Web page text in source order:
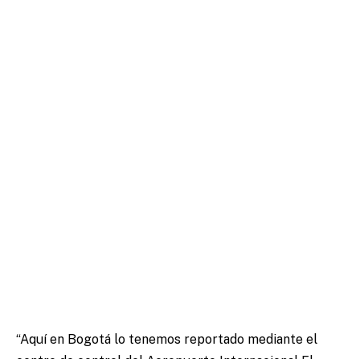
“Aquí en Bogotá lo tenemos reportado mediante el